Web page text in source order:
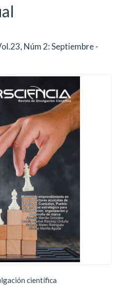
Núm 2: Septiembre -
científica